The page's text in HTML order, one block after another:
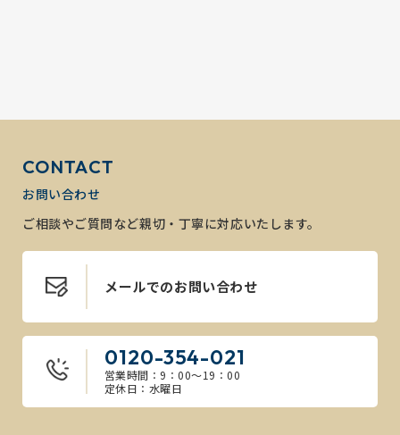
CONTACT
お問い合わせ
ご相談やご質問など親切・丁寧に対応いたします。
メールでのお問い合わせ
0120-354-021
営業時間：9：00～19：00
定休日：水曜日